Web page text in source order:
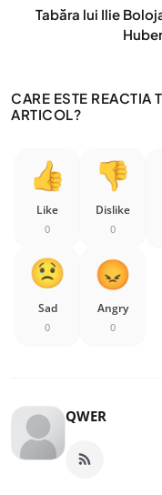
Tabăra lui Ilie
CARE ESTE REACTIA
ARTICOL?
Like
0
Dislike
0
Sad
0
Angry
0
QWER